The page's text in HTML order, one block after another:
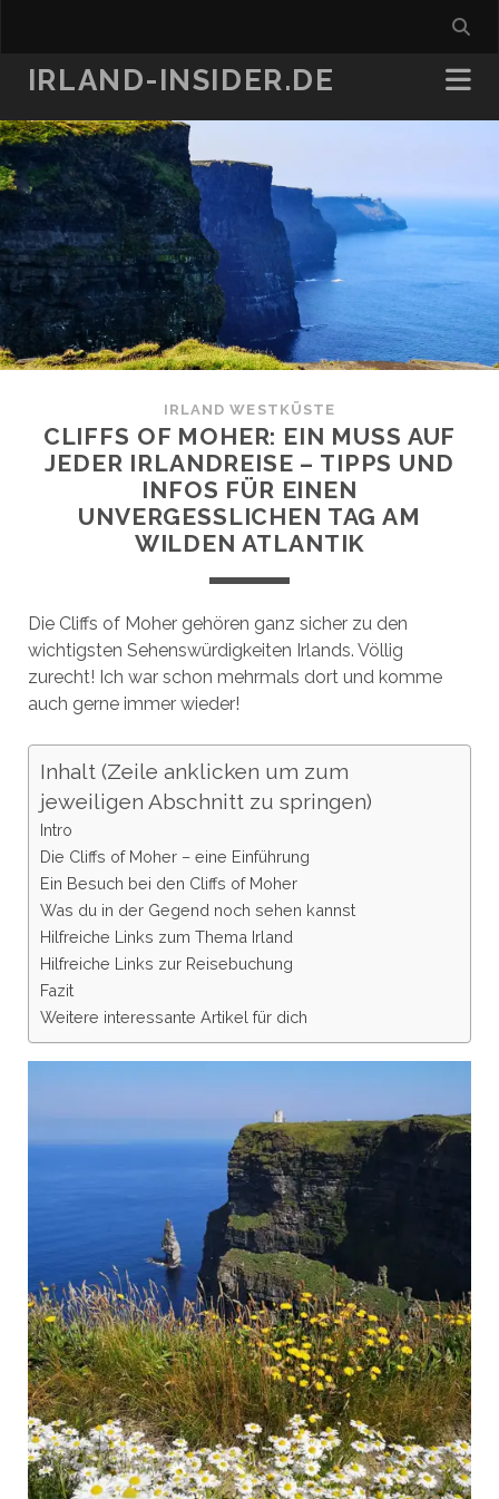
IRLAND-INSIDER.DE
IRLAND WESTKÜSTE
CLIFFS OF MOHER: EIN MUSS AUF
JEDER IRLANDREISE – TIPPS UND
INFOS FÜR EINEN
UNVERGESSLICHEN TAG AM
WILDEN ATLANTIK
Die Cliffs of Moher gehören ganz sicher zu den
wichtigsten Sehenswürdigkeiten Irlands. Völlig
zurecht! Ich war schon mehrmals dort und komme
auch gerne immer wieder!
Inhalt (Zeile anklicken um zum
jeweiligen Abschnitt zu springen)
Intro
Die Cliffs of Moher – eine Einführung
Ein Besuch bei den Cliffs of Moher
Was du in der Gegend noch sehen kannst
Hilfreiche Links zum Thema Irland
Hilfreiche Links zur Reisebuchung
Fazit
Weitere interessante Artikel für dich